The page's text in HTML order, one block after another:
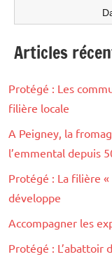
Articles
Protégé : Les
filière locale
A Peigney, la
l’emmental depuis
Protégé : La filière
développe
Accompagner les
Protégé : L’abattoir